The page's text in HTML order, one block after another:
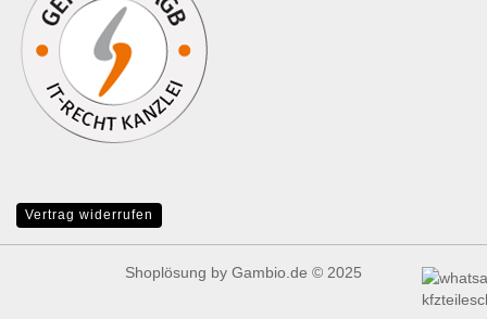
Vertrag widerrufen
Shoplösung by Gambio.de © 2025